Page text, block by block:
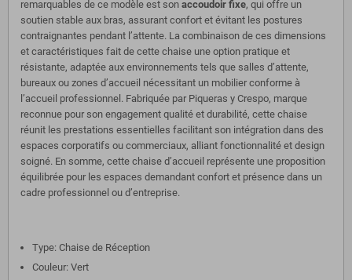
remarquables de ce modèle est son accoudoir fixe, qui offre un
soutien stable aux bras, assurant confort et évitant les postures
contraignantes pendant l’attente. La combinaison de ces dimensions
et caractéristiques fait de cette chaise une option pratique et
résistante, adaptée aux environnements tels que salles d’attente,
bureaux ou zones d’accueil nécessitant un mobilier conforme à
l’accueil professionnel. Fabriquée par Piqueras y Crespo, marque
reconnue pour son engagement qualité et durabilité, cette chaise
réunit les prestations essentielles facilitant son intégration dans des
espaces corporatifs ou commerciaux, alliant fonctionnalité et design
soigné. En somme, cette chaise d’accueil représente une proposition
équilibrée pour les espaces demandant confort et présence dans un
cadre professionnel ou d’entreprise.
Type: Chaise de Réception
Couleur: Vert